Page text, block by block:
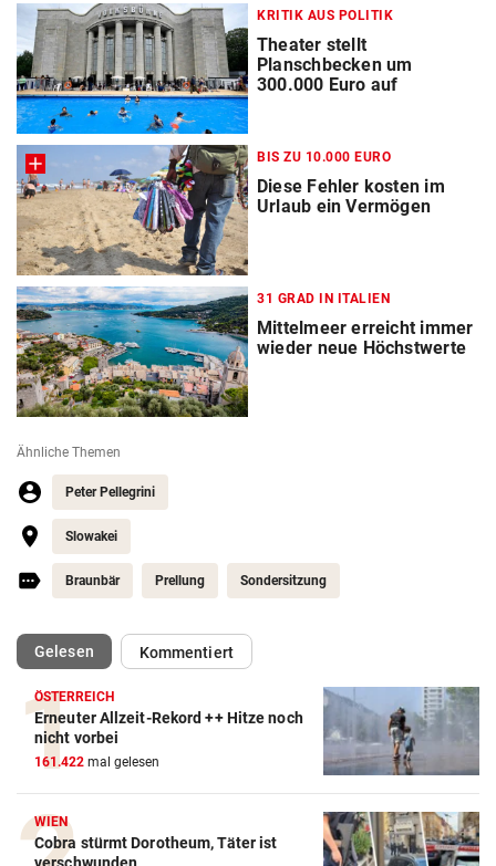
KRITIK AUS POLITIK
Theater stellt
Planschbecken um
300.000 Euro auf
BIS ZU 10.000 EURO
Diese Fehler kosten im
Urlaub ein Vermögen
31 GRAD IN ITALIEN
Mittelmeer erreicht immer
wieder neue Höchstwerte
Ähnliche Themen
Peter Pellegrini
Slowakei
Braunbär Prellung Sondersitzung
Gelesen(ausgewählt)Kommentiert
ÖSTERREICH
Erneuter Allzeit-Rekord ++ Hitze noch
nicht vorbei
161.422 mal gelesen
WIEN
Cobra stürmt Dorotheum, Täter ist